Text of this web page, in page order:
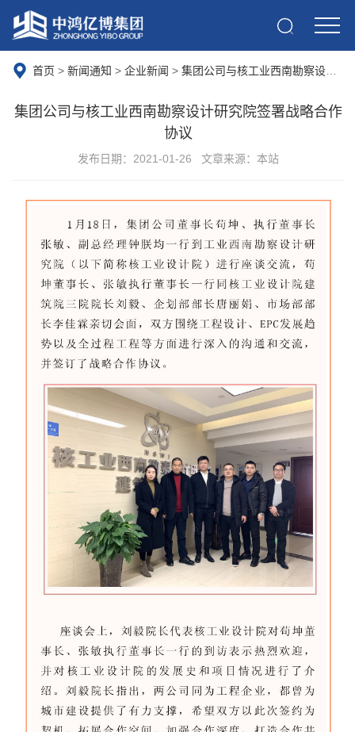
首页 > 新闻通知 > 企业新闻 > 集团公司与核工业西南勘察设计研究院签署战略合作协议
集团公司与核工业西南勘察设计研究院签署战略合作
协议
发布日期：2021-01-26 文章来源：本站